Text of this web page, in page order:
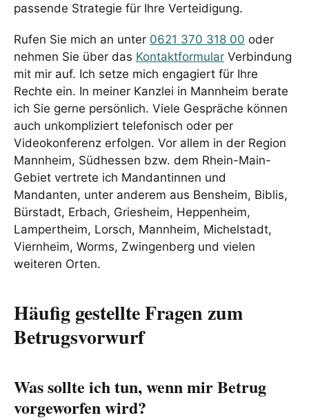
passende Strategie für Ihre Verteidigung.
Rufen Sie mich an unter 0621 370 318 00 oder
nehmen Sie über das Kontaktformular Verbindung
mit mir auf. Ich setze mich engagiert für Ihre
Rechte ein. In meiner Kanzlei in Mannheim berate
ich Sie gerne persönlich. Viele Gespräche können
auch unkompliziert telefonisch oder per
Videokonferenz erfolgen. Vor allem in der Region
Mannheim, Südhessen bzw. dem Rhein-Main-
Gebiet vertrete ich Mandantinnen und
Mandanten, unter anderem aus Bensheim, Biblis,
Bürstadt, Erbach, Griesheim, Heppenheim,
Lampertheim, Lorsch, Mannheim, Michelstadt,
Viernheim, Worms, Zwingenberg und vielen
weiteren Orten.
Häufig gestellte Fragen zum
Betrugsvorwurf
Was sollte ich tun, wenn mir Betrug
vorgeworfen wird?